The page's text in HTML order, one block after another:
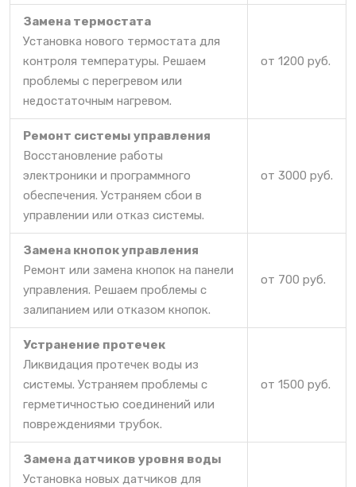
Замена термостата
Установка нового термостата для
контроля температуры. Решаем
проблемы с перегревом или
недостаточным нагревом.
от 1200 руб.
Ремонт системы управления
Восстановление работы
электроники и программного
обеспечения. Устраняем сбои в
управлении или отказ системы.
от 3000 руб.
Замена кнопок управления
Ремонт или замена кнопок на панели
управления. Решаем проблемы с
залипанием или отказом кнопок.
от 700 руб.
Устранение протечек
Ликвидация протечек воды из
системы. Устраняем проблемы с
герметичностью соединений или
повреждениями трубок.
от 1500 руб.
Замена датчиков уровня воды
Установка новых датчиков для